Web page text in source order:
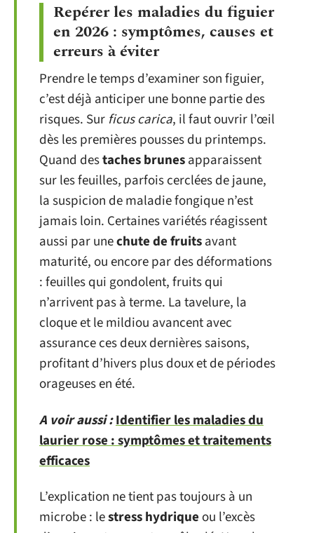
Repérer les maladies du figuier
en 2026 : symptômes, causes et
erreurs à éviter
Prendre le temps d’examiner son figuier,
c’est déjà anticiper une bonne partie des
risques. Sur ficus carica, il faut ouvrir l’œil
dès les premières pousses du printemps.
Quand destaches brunesapparaissent
sur les feuilles, parfois cerclées de jaune,
la suspicion de maladie fongique n’est
jamais loin. Certaines variétés réagissent
aussi par unechute de fruitsavant
maturité, ou encore par des déformations
: feuilles qui gondolent, fruits qui
n’arrivent pas à terme. La tavelure, la
cloque et le mildiou avancent avec
assurance ces deux dernières saisons,
profitant d’hivers plus doux et de périodes
orageuses en été.
A voir aussi :Identifier les maladies du
laurier rose : symptômes et traitements
efficaces
L’explication ne tient pas toujours à un
microbe : lestress hydrique ou l’excès